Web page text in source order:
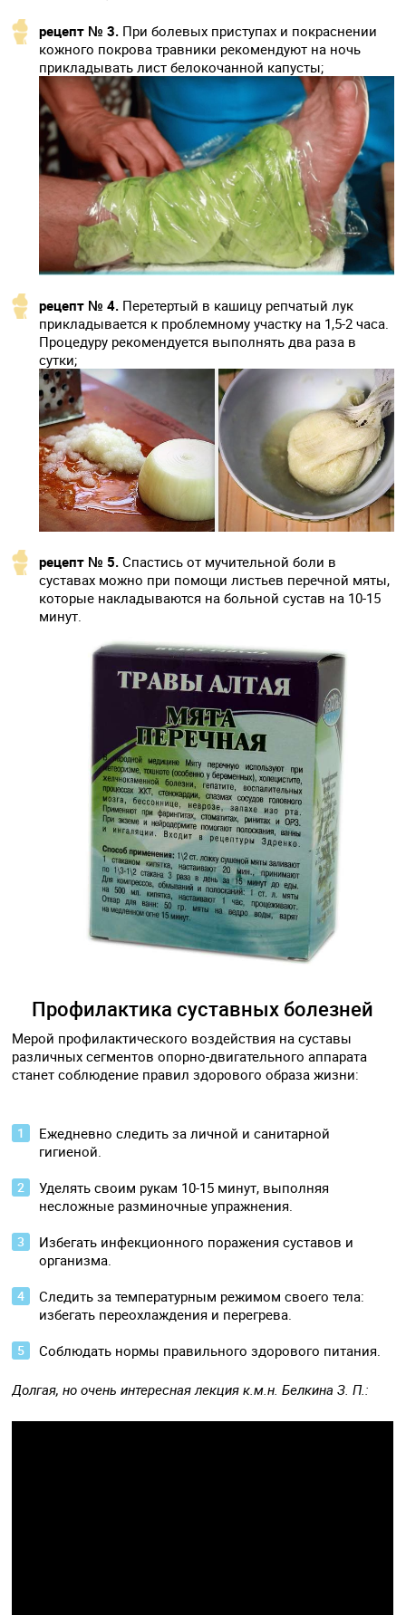
рецепт № 3. При болевых приступах и покраснении
кожного покрова травники рекомендуют на ночь
прикладывать лист белокочанной капусты;
рецепт № 4. Перетертый в кашицу репчатый лук
прикладывается к проблемному участку на 1,5-2 часа.
Процедуру рекомендуется выполнять два раза в
сутки;
рецепт № 5. Спастись от мучительной боли в
суставах можно при помощи листьев перечной мяты,
которые накладываются на больной сустав на 10-15
минут.
Профилактика суставных болезней
Мерой профилактического воздействия на суставы
различных сегментов опорно-двигательного аппарата
станет соблюдение правил здорового образа жизни:
Ежедневно следить за личной и санитарной
гигиеной.
Уделять своим рукам 10-15 минут, выполняя
несложные разминочные упражнения.
Избегать инфекционного поражения суставов и
организма.
Следить за температурным режимом своего тела:
избегать переохлаждения и перегрева.
Соблюдать нормы правильного здорового питания.
Долгая, но очень интересная лекция к.м.н. Белкина З. П.: